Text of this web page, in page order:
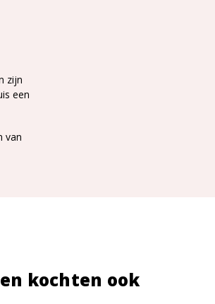
zijn
een
van
kochten ook